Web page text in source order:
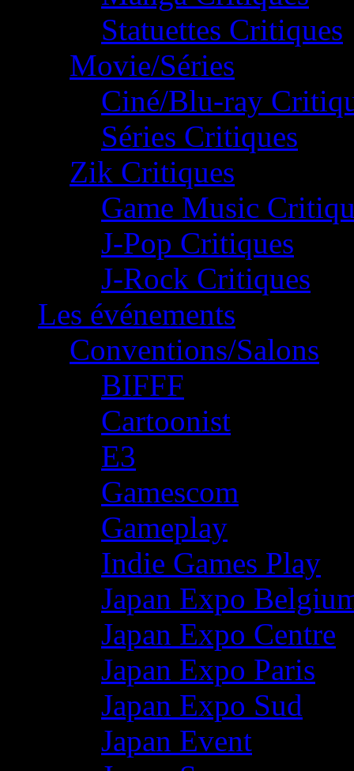
Statuettes Critiques
Movie/Séries
Ciné/Blu-ray
Séries Critiques
Zik Critiques
Game Music
J-Pop Critiques
J-Rock Critiques
Les événements
Conventions/Salons
BIFFF
Cartoonist
E3
Gamescom
Gameplay
Indie Games Play
Japan Expo
Japan Expo Centre
Japan Expo Paris
Japan Expo Sud
Japan Event